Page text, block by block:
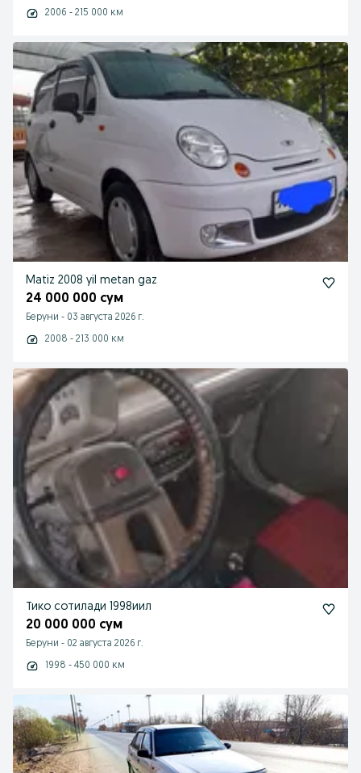
2006 - 215 000 км
Matiz 2008 yil metan gaz
24 000 000 сум
Беруни - 03 августа 2026 г.
2008 - 213 000 км
Тико сотилади 1998иил
20 000 000 сум
Беруни - 02 августа 2026 г.
1998 - 450 000 км